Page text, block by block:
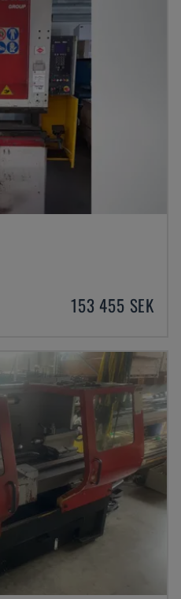
153 455 SEK